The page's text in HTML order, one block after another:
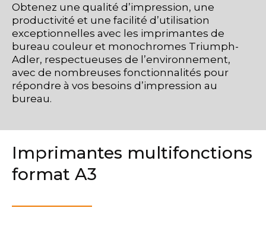
Obtenez une qualité d’impression, une
productivité et une facilité d’utilisation
exceptionnelles avec les imprimantes de
bureau couleur et monochromes Triumph-
Adler, respectueuses de l’environnement,
avec de nombreuses fonctionnalités pour
répondre à vos besoins d’impression au
bureau.
Imprimantes multifonctions
format A3